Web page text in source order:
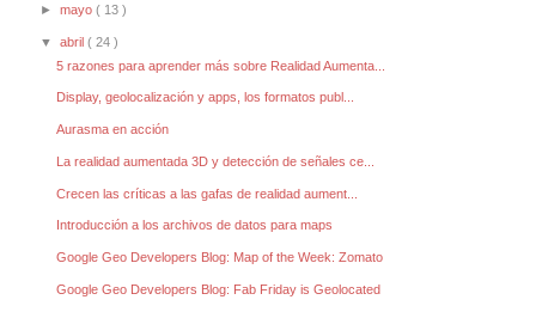
►mayo( 13 )
▼abril( 24 )
5 razones para aprender más sobre Realidad Aumenta...
Display, geolocalización y apps, los formatos publ...
Aurasma en acción
La realidad aumentada 3D y detección de señales ce...
Crecen las críticas a las gafas de realidad aument...
Introducción a los archivos de datos para maps
Google Geo Developers Blog: Map of the Week: Zomato
Google Geo Developers Blog: Fab Friday is Geolocated